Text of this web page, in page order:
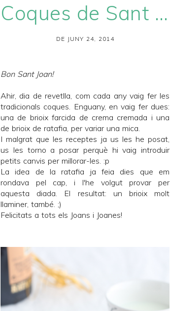
Coques de Sant Joan 2014
DE JUNY 24, 2014
Bon Sant Joan!
Ahir, dia de revetlla, com cada any vaig fer les
tradicionals coques. Enguany, en vaig fer dues:
una de brioix farcida de crema cremada i una
de brioix de ratafia, per variar una mica.
I malgrat que les receptes ja us les he posat,
us les torno a posar perquè hi vaig introduir
petits canvis per millorar-les. :p
La idea de la ratafia ja feia dies que em
rondava pel cap, i l'he volgut provar per
aquesta diada. El resultat: un brioix molt
llaminer, també. ;)
Felicitats a tots els Joans i Joanes!